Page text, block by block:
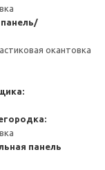
окантовка
панель